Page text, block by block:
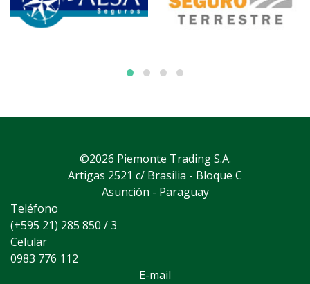
©2026 Piemonte Trading S.A.
Artigas 2521 c/ Brasilia - Bloque C
Asunción - Paraguay
Teléfono
(+595 21) 285 850 / 3
Celular
0983 776 112
E-mail